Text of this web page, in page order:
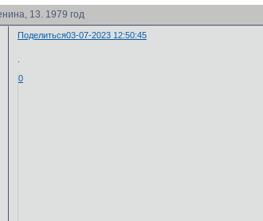
13. 1979 год
Поделиться03-07-2023 12:50:45
0